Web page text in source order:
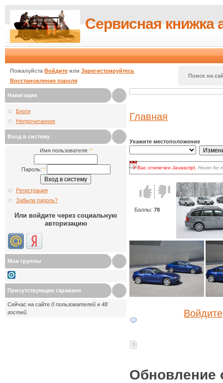
Сервисная книжка
Пожалуйста Войдите или Зарегистрируйтесь
Восстановление пароля
Поиск на
Навигация
Блоги
Непрочитанное
Вход в систему
Имя пользователя: *
Пароль: *
Регистрация
Забыли пароль?
Или войдите через социальную
авторизацию
Мои группы
Присутствующие гаражане
Сейчас на сайте 0 пользователей и 48
гостей
Главная
Укажите местоположение
У Вас отключен Javascript. Hover for
для волнения: вы по-прежнему
включить Javascriptв браузере и
наиболее продвинутых.
Кликать на кнопкеUpdateкаждый
Голос за!Голос
против!
Баллы: 78
Войдите
Обновление